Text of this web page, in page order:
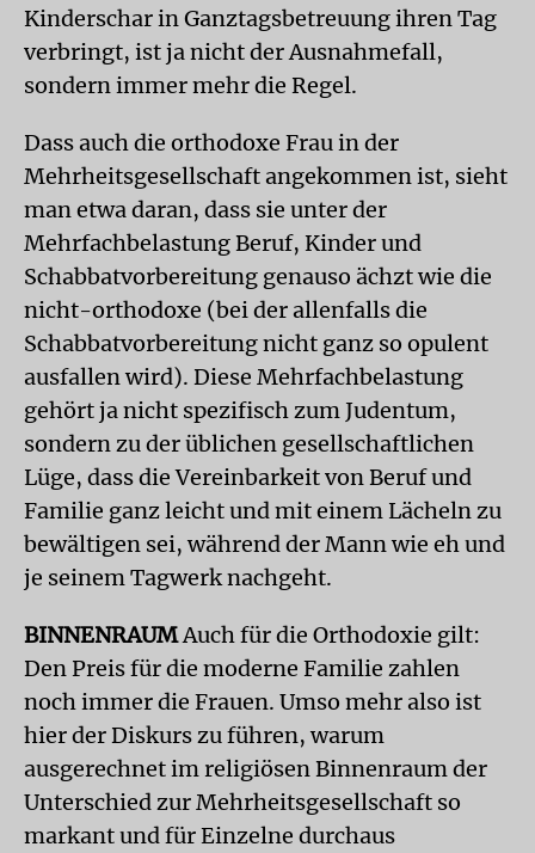
Kinderschar in Ganztagsbetreuung ihren Tag
verbringt, ist ja nicht der Ausnahmefall,
sondern immer mehr die Regel.
Dass auch die orthodoxe Frau in der
Mehrheitsgesellschaft angekommen ist, sieht
man etwa daran, dass sie unter der
Mehrfachbelastung Beruf, Kinder und
Schabbatvorbereitung genauso ächzt wie die
nicht-orthodoxe (bei der allenfalls die
Schabbatvorbereitung nicht ganz so opulent
ausfallen wird). Diese Mehrfachbelastung
gehört ja nicht spezifisch zum Judentum,
sondern zu der üblichen gesellschaftlichen
Lüge, dass die Vereinbarkeit von Beruf und
Familie ganz leicht und mit einem Lächeln zu
bewältigen sei, während der Mann wie eh und
je seinem Tagwerk nachgeht.
BINNENRAUMAuch für die Orthodoxie gilt:
Den Preis für die moderne Familie zahlen
noch immer die Frauen. Umso mehr also ist
hier der Diskurs zu führen, warum
ausgerechnet im religiösen Binnenraum der
Unterschied zur Mehrheitsgesellschaft so
markant und für Einzelne durchaus